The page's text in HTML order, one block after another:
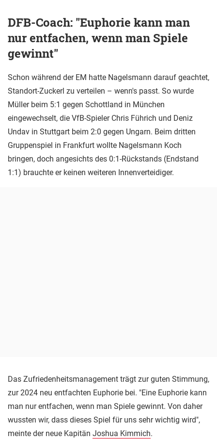
DFB-Coach: "Euphorie kann man
nur entfachen, wenn man Spiele
gewinnt"
Schon während der EM hatte Nagelsmann darauf geachtet,
Standort-Zuckerl zu verteilen – wenn's passt. So wurde
Müller beim 5:1 gegen Schottland in München
eingewechselt, die VfB-Spieler Chris Führich und Deniz
Undav in Stuttgart beim 2:0 gegen Ungarn. Beim dritten
Gruppenspiel in Frankfurt wollte Nagelsmann Koch
bringen, doch angesichts des 0:1-Rückstands (Endstand
1:1) brauchte er keinen weiteren Innenverteidiger.
Das Zufriedenheitsmanagement trägt zur guten Stimmung,
zur 2024 neu entfachten Euphorie bei. "Eine Euphorie kann
man nur entfachen, wenn man Spiele gewinnt. Von daher
wussten wir, dass dieses Spiel für uns sehr wichtig wird",
meinte der neue Kapitän Joshua Kimmich.